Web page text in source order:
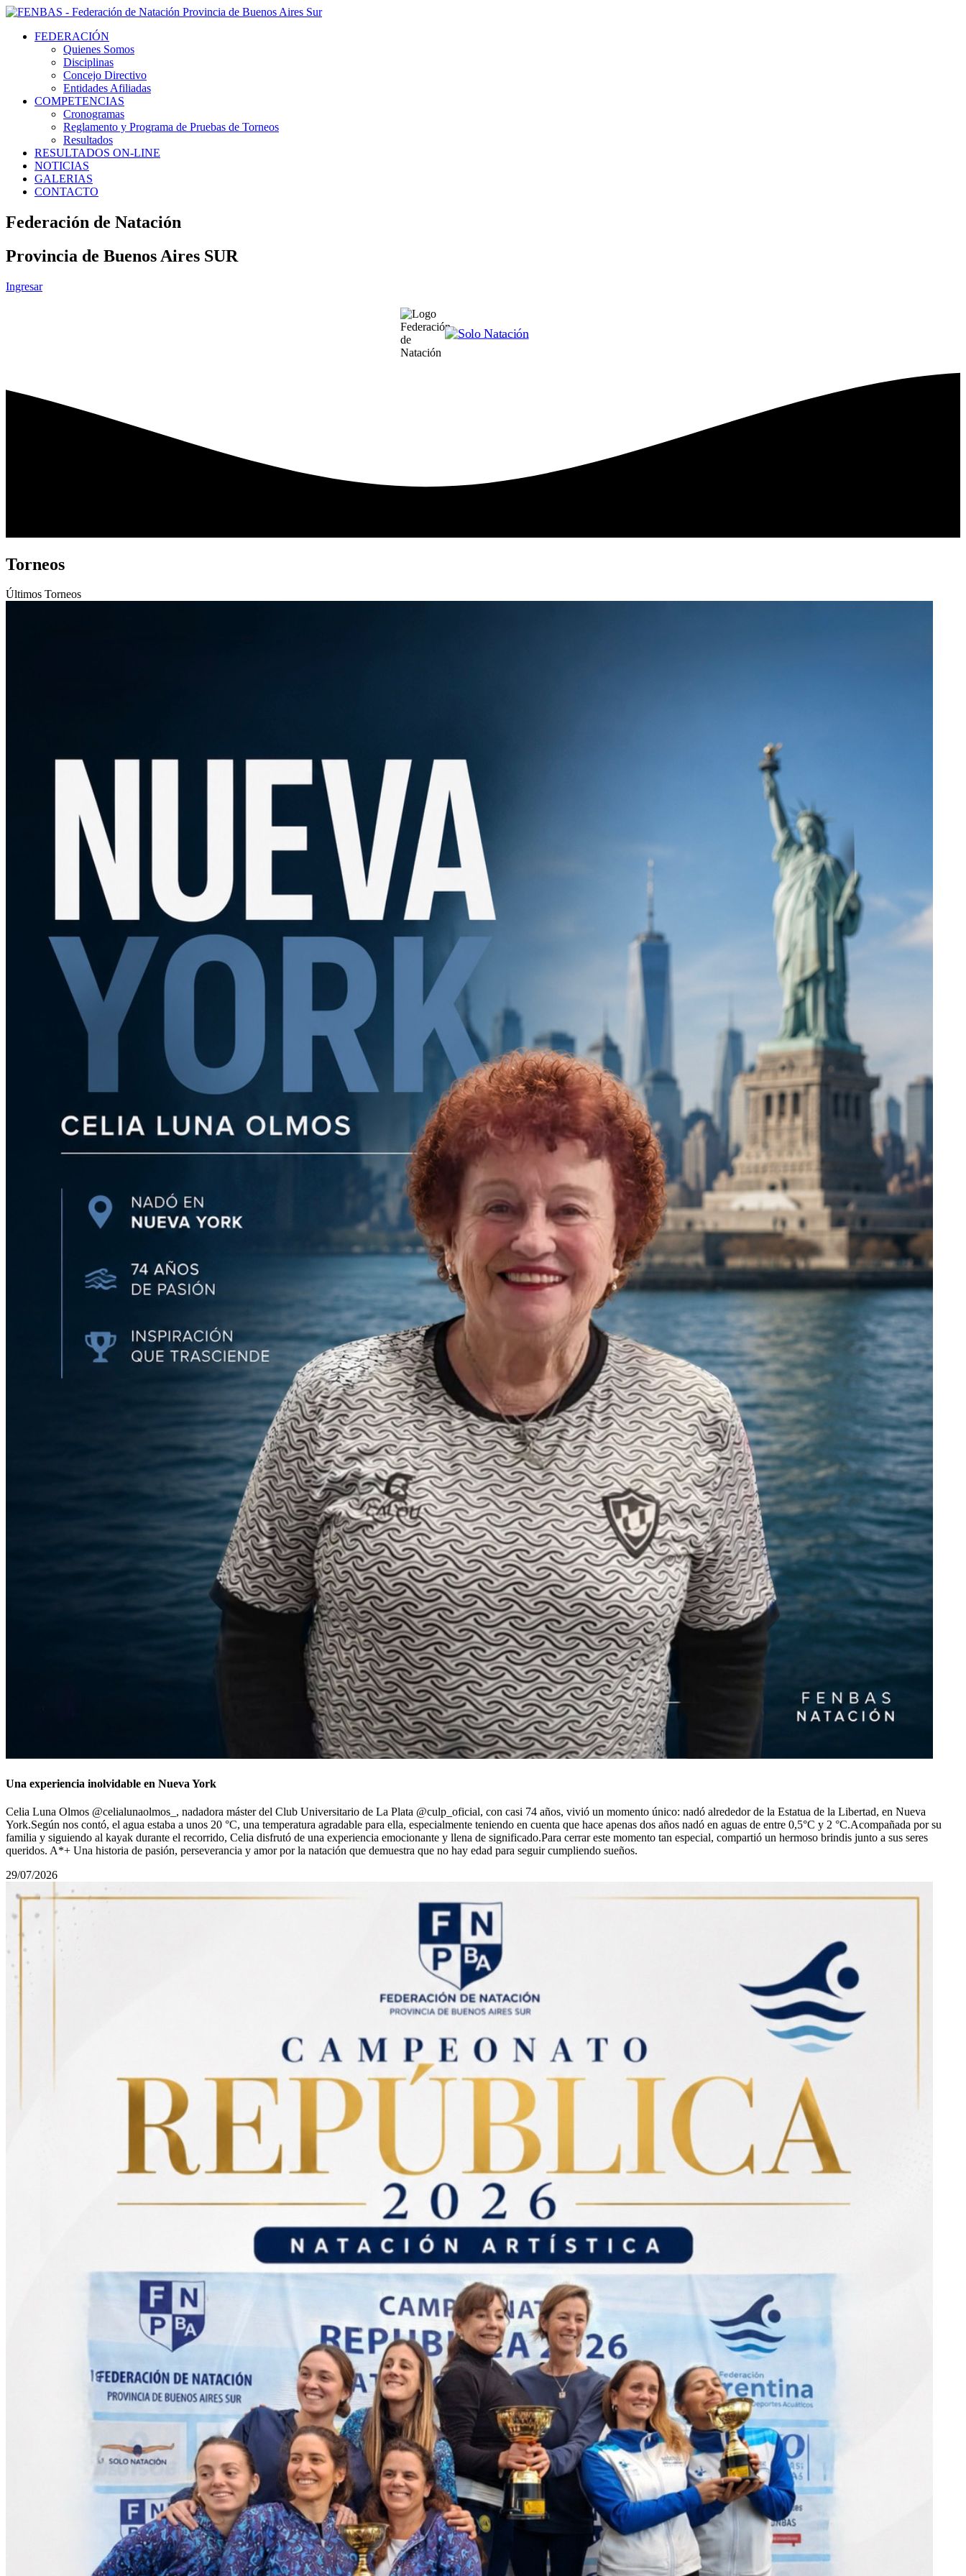
FEDERACIÓN
Quienes Somos
Disciplinas
Concejo Directivo
Entidades Afiliadas
COMPETENCIAS
Cronogramas
Reglamento y Programa de Pruebas de Torneos
Resultados
RESULTADOS ON-LINE
NOTICIAS
GALERIAS
CONTACTO
Federación de Natación
Provincia de Buenos Aires SUR
Ingresar
Torneos
Últimos Torneos
Una experiencia inolvidable en Nueva York
Celia Luna Olmos @celialunaolmos_, nadadora máster del Club Universitario de La Plata @culp_oficial, con casi 74 años, vivió un momento único: nadó alrededor de la Estatua de la Libertad, en Nueva
York.Según nos contó, el agua estaba a unos 20 °C, una temperatura agradable para ella, especialmente teniendo en cuenta que hace apenas dos años nadó en aguas de entre 0,5°С y 2 °C.Acompañada por su
familia y siguiendo al kayak durante el recorrido, Celia disfrutó de una experiencia emocionante y llena de significado.Para cerrar este momento tan especial, compartió un hermoso brindis junto a sus seres
queridos. A*+ Una historia de pasión, perseverancia y amor por la natación que demuestra que no hay edad para seguir cumpliendo sueños.
29/07/2026